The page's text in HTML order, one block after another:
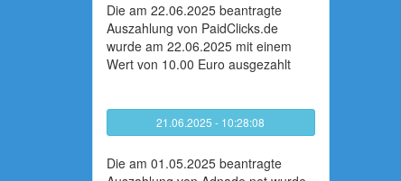
Die am 22.06.2025 beantragte
Auszahlung von PaidClicks.de
wurde am 22.06.2025 mit einem
Wert von 10.00 Euro ausgezahlt
21.06.2025 - 10:28:08
Die am 01.05.2025 beantragte